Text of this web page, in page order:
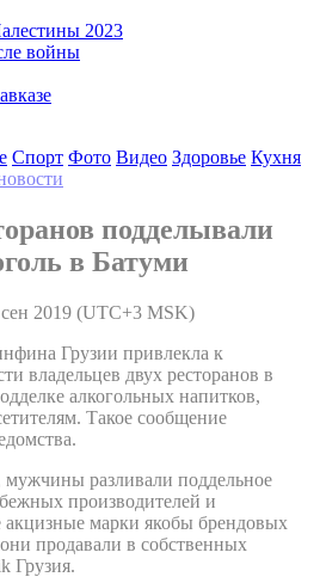
2023
войны
Спорт Фото Видео Здоровье Кухня
подделывали
в Батуми
2019 (UTC+3 MSK)
Грузии привлекла к
владельцев двух ресторанов в
алкогольных напитков,
Такое сообщение
мужчины разливали поддельное
производителей и
марки якобы брендовых
продавали в собственных
Грузия.